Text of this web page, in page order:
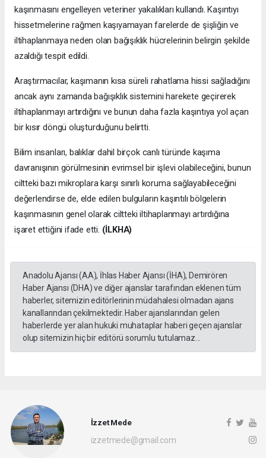
kaşınmasını engelleyen veteriner yakalıkları kullandı. Kaşıntıyı
hissetmelerine rağmen kaşıyamayan farelerde de şişliğin ve
iltihaplanmaya neden olan bağışıklık hücrelerinin belirgin şekilde
azaldığı tespit edildi.
Araştırmacılar, kaşımanın kısa süreli rahatlama hissi sağladığını
ancak aynı zamanda bağışıklık sistemini harekete geçirerek
iltihaplanmayı artırdığını ve bunun daha fazla kaşıntıya yol açan
bir kısır döngü oluşturduğunu belirtti.
Bilim insanları, balıklar dahil birçok canlı türünde kaşıma
davranışının görülmesinin evrimsel bir işlevi olabileceğini, bunun
ciltteki bazı mikroplara karşı sınırlı koruma sağlayabileceğini
değerlendirse de, elde edilen bulguların kaşıntılı bölgelerin
kaşınmasının genel olarak ciltteki iltihaplanmayı artırdığına
işaret ettiğini ifade etti. (İLKHA)
Anadolu Ajansı (AA), İhlas Haber Ajansı (İHA), Demirören
Haber Ajansı (DHA) ve diğer ajanslar tarafından eklenen tüm
haberler, sitemizin editörlerinin müdahalesi olmadan ajans
kanallarından çekilmektedir. Haber ajanslarından gelen
haberlerde yer alan hukuki muhataplar haberi geçen ajanslar
olup sitemizin hiç bir editörü sorumlu tutulamaz...
İzzet Mede
izzetmede@gmail.com